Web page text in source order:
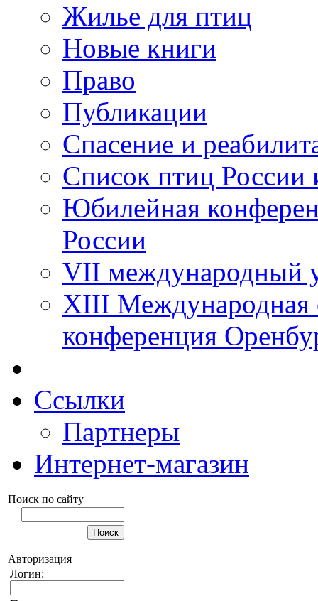
Жилье для птиц
Новые книги
Право
Публикации
Спасение и
Список птиц России
Юбилейная
России
VII международный
XIII Международная
конференция
Ссылки
Партнеры
Интернет-магазин
Поиск по сайту
Авторизация
Логин: